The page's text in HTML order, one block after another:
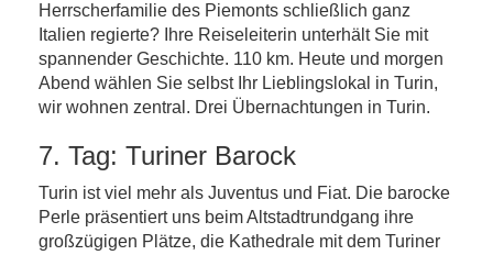
Herrscherfamilie des Piemonts schließlich ganz
Italien regierte? Ihre Reiseleiterin unterhält Sie mit
spannender Geschichte. 110 km. Heute und morgen
Abend wählen Sie selbst Ihr Lieblingslokal in Turin,
wir wohnen zentral. Drei Übernachtungen in Turin.
7. Tag: Turiner Barock
Turin ist viel mehr als Juventus und Fiat. Die barocke
Perle präsentiert uns beim Altstadtrundgang ihre
großzügigen Plätze, die Kathedrale mit dem Turiner